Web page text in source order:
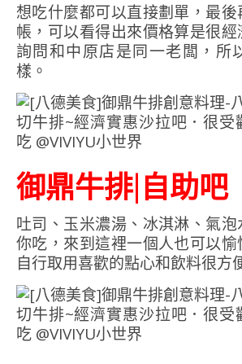
想吃什麼都可以直接劃單，最
帳，可以看得出來價格算是很
詢問和中原店是同一老闆，所
樣。
御鼎牛排|自助吧
吐司、玉米濃湯、冰淇淋、氣
你吃，來到這裡一個人也可以
自行取用喜歡的點心和飲料很方